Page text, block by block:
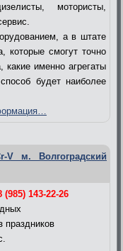
мотористы,
а в штате
которые смогут точно
именно агрегаты
будет наиболее
V м. Волгоградский
(985) 143-22-26
праздников